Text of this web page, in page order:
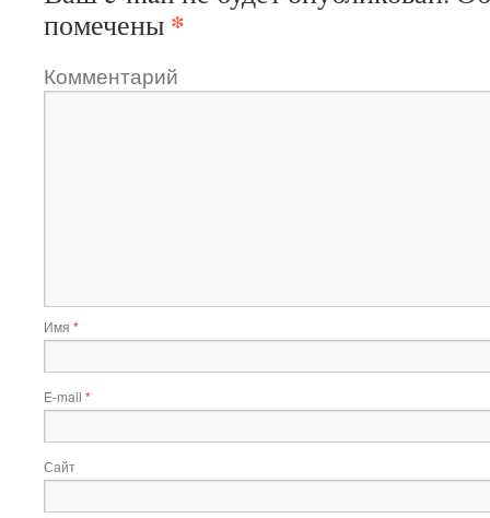
помечены *
Комментарий
Имя *
E-mail *
Сайт